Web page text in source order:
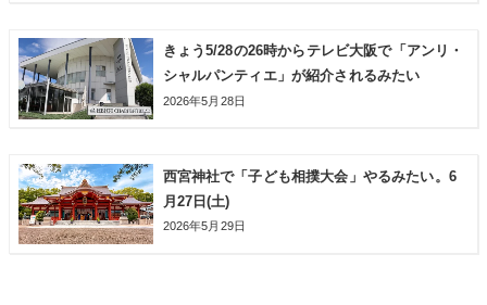
きょう5/28の26時からテレビ大阪で「アンリ・
シャルパンティエ」が紹介されるみたい
2026年5月28日
西宮神社で「子ども相撲大会」やるみたい。6
月27日(土)
2026年5月29日